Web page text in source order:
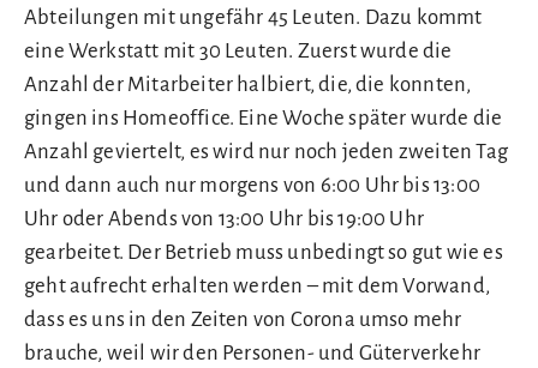
Abteilungen mit ungefähr 45 Leuten. Dazu kommt
eine Werkstatt mit 30 Leuten. Zuerst wurde die
Anzahl der Mitarbeiter halbiert, die, die konnten,
gingen ins Homeoffice. Eine Woche später wurde die
Anzahl geviertelt, es wird nur noch jeden zweiten Tag
und dann auch nur morgens von 6:00 Uhr bis 13:00
Uhr oder Abends von 13:00 Uhr bis 19:00 Uhr
gearbeitet. Der Betrieb muss unbedingt so gut wie es
geht aufrecht erhalten werden – mit dem Vorwand,
dass es uns in den Zeiten von Corona umso mehr
brauche, weil wir den Personen- und Güterverkehr